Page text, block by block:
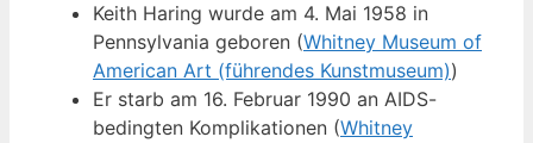
Keith Haring wurde am 4. Mai 1958 in
Pennsylvania geboren (Whitney Museum of
American Art (führendes Kunstmuseum))
Er starb am 16. Februar 1990 an AIDS-
bedingten Komplikationen (Whitney